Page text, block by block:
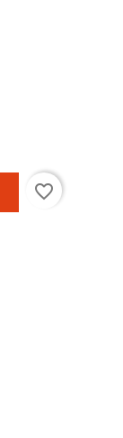
favorite_border